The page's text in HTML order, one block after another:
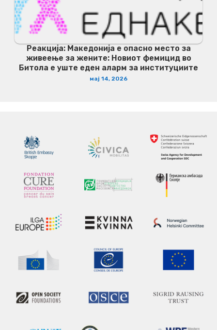
Реакција: Македонија е опасно место за
живеење за жените: Новиот фемицид во
Битола е уште еден аларм за институциите
мај 14, 2026